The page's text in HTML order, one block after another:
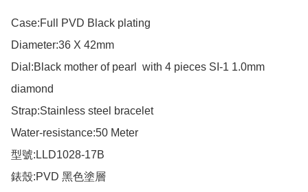
Case:Full PVD Black plating
Diameter:36 X 42mm
Dial:Black mother of pearl  with 4 pieces SI-1 1.0mm
diamond
Strap:Stainless steel bracelet
Water-resistance:50 Meter
型號:LLD1028-17B
錶殼:PVD 黑色塗層